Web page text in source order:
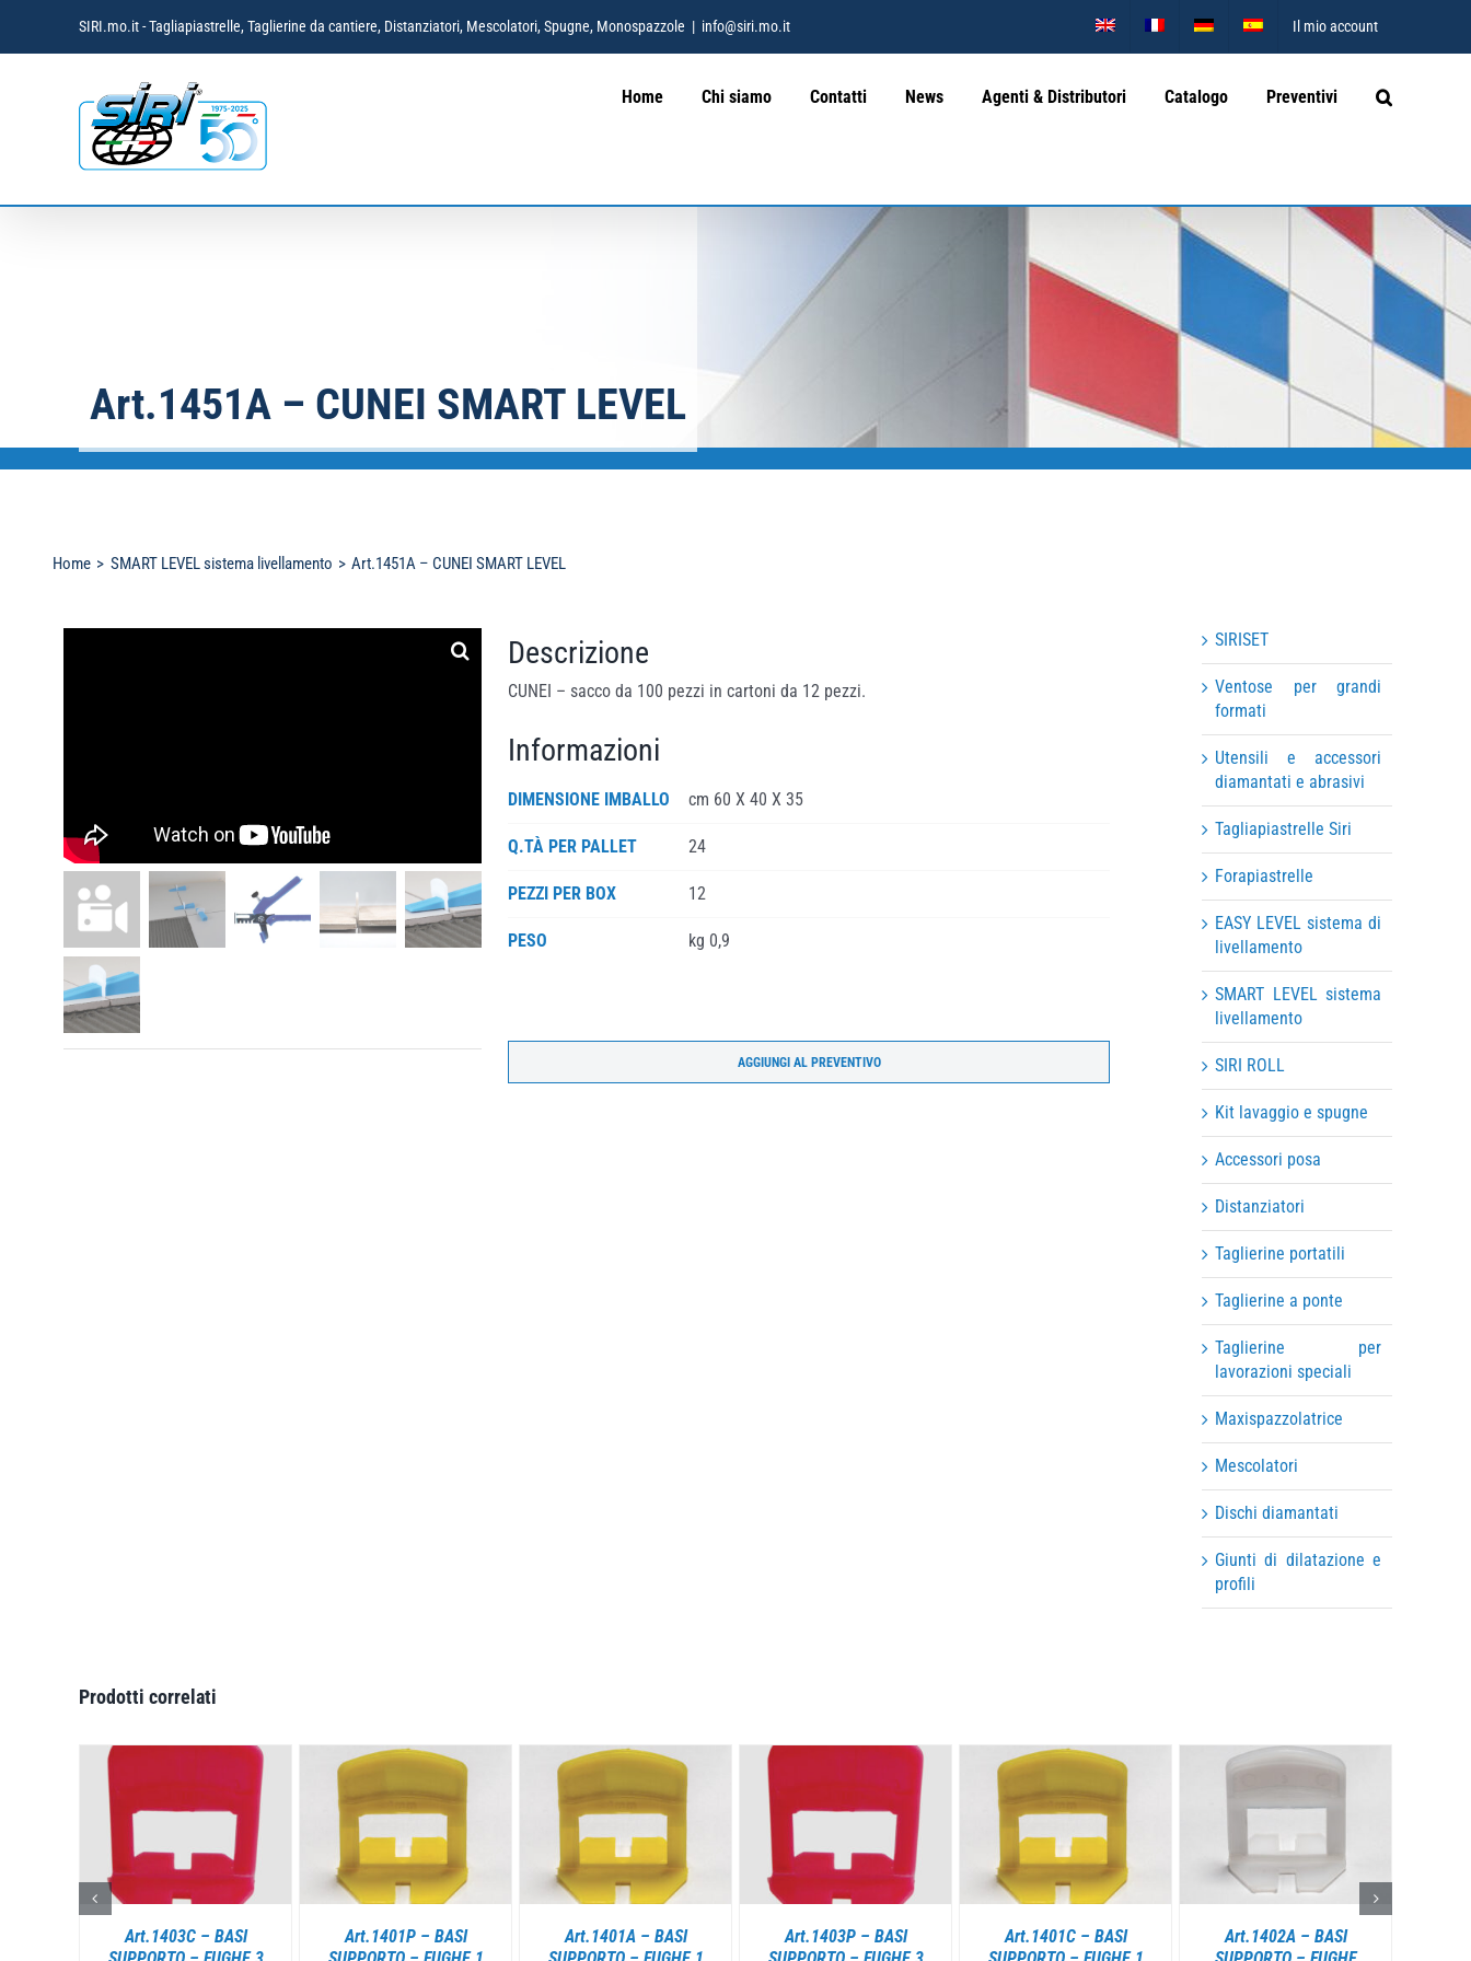
contenuto
SIRI.mo.it - Tagliapiastrelle, Taglierine da cantiere, Distanziatori, Mescolatori, Spugne, Monospazzole | info@siri.mo.it Il mio account
Home Chi siamo Contatti News Agenti & Distributori Catalogo Preventivi
Art.1451A – CUNEI SMART LEVEL
Home SMART LEVEL sistema livellamento Art.1451A – CUNEI SMART LEVEL
Descrizione
CUNEI – sacco da 100 pezzi in cartoni da 12 pezzi.
Informazioni
DIMENSIONE IMBALLO cm 60 X 40 X 35
Q.TÀ PER PALLET 24
PEZZI PER BOX 12
PESO kg 0,9
AGGIUNGI AL PREVENTIVO
SIRISET
Ventose per grandi
formati
Utensili e accessori
diamantati e abrasivi
Tagliapiastrelle Siri
Forapiastrelle
EASY LEVEL sistema di
livellamento
SMART LEVEL sistema
livellamento
SIRI ROLL
Kit lavaggio e spugne
Accessori posa
Distanziatori
Taglierine portatili
Taglierine a ponte
Taglierine per
lavorazioni speciali
Maxispazzolatrice
Mescolatori
Dischi diamantati
Giunti di dilatazione e
profili
Prodotti correlati
Art.1403C – BASI
Art.1401P – BASI
Art.1401A – BASI
Art.1403P – BASI
Art.1401C – BASI
Art.1402A – BASI